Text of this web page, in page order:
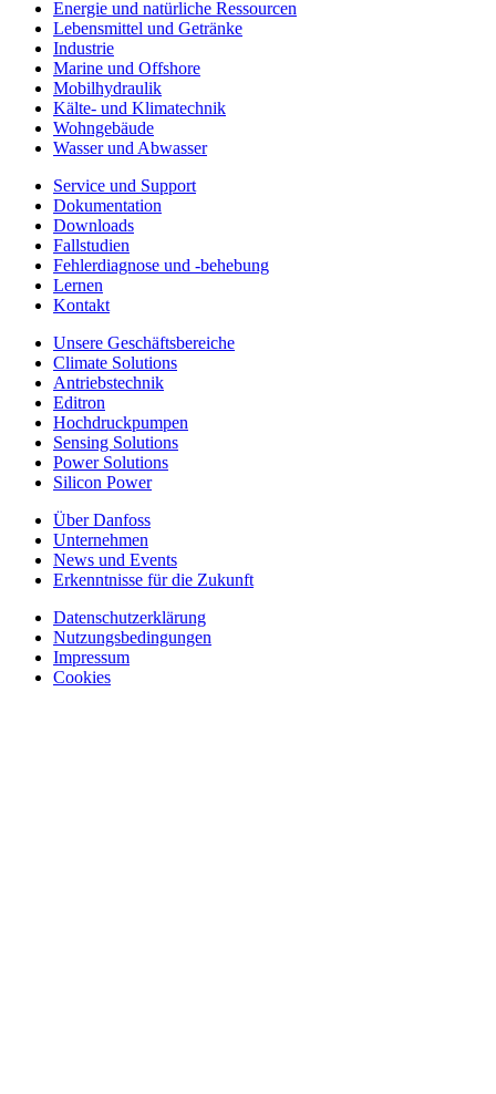
Energie und natürliche Ressourcen
Lebensmittel und Getränke
Industrie
Marine und Offshore
Mobilhydraulik
Kälte- und Klimatechnik
Wohngebäude
Wasser und Abwasser
Service und Support
Dokumentation
Downloads
Fallstudien
Fehlerdiagnose und -behebung
Lernen
Kontakt
Unsere Geschäftsbereiche
Climate Solutions
Antriebstechnik
Editron
Hochdruckpumpen
Sensing Solutions
Power Solutions
Silicon Power
Über Danfoss
Unternehmen
News und Events
Erkenntnisse für die Zukunft
Datenschutzerklärung
Nutzungsbedingungen
Impressum
Cookies